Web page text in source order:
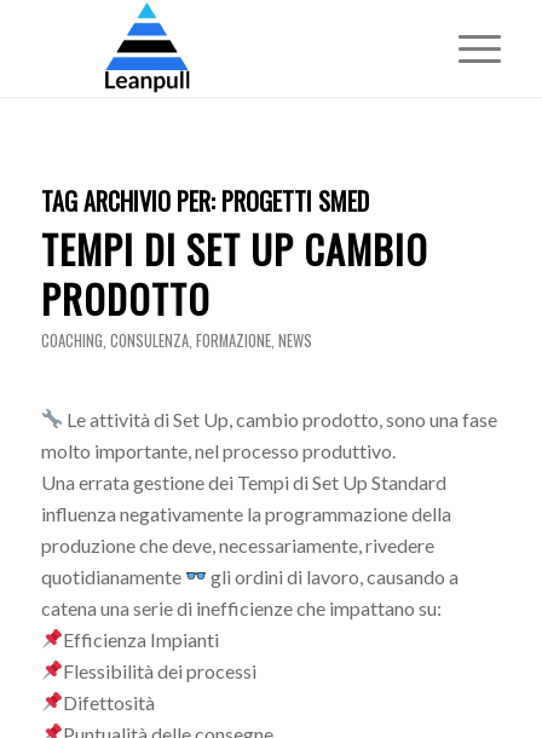
TAG ARCHIVIO PER: PROGETTI SMED
TEMPI DI SET UP CAMBIO
PRODOTTO
COACHING, CONSULENZA, FORMAZIONE, NEWS
Le attività di Set Up, cambio prodotto, sono una fase
molto importante, nel processo produttivo.
Una errata gestione dei Tempi di Set Up Standard
influenza negativamente la programmazione della
produzione che deve, necessariamente, rivedere
quotidianamente
gli ordini di lavoro, causando a
catena una serie di inefficienze che impattano su:
Efficienza Impianti
Flessibilità dei processi
Difettosità
Puntualità delle consegne